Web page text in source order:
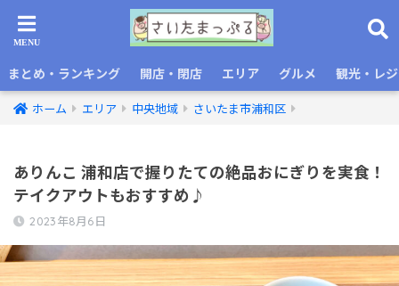
まとめ・ランキング 開店・閉店 エリア グルメ 観光・レ
ホーム エリア 中央地域 さいたま市浦和区
ありんこ 浦和店で握りたての絶品おにぎりを実食！
テイクアウトもおすすめ♪
2023年8月6日